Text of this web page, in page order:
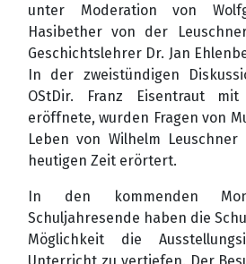
unter Moderation von
Hasibether von der
Geschichtslehrer Dr. Jan
In der zweistündigen
OStDir. Franz Eisentraut
eröffnete, wurden Fragen von
Leben von Wilhelm
heutigen Zeit erörtert.
In den kommenden
Schuljahresende haben die
Möglichkeit die
Unterricht zu vertiefen. Der